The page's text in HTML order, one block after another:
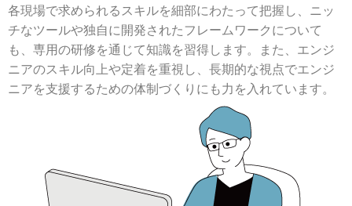
各現場で求められるスキルを細部にわたって把握し、ニッ
チなツールや独自に開発されたフレームワークについて
も、専用の研修を通じて知識を習得します。また、エンジ
ニアのスキル向上や定着を重視し、長期的な視点でエンジ
ニアを支援するための体制づくりにも力を入れています。